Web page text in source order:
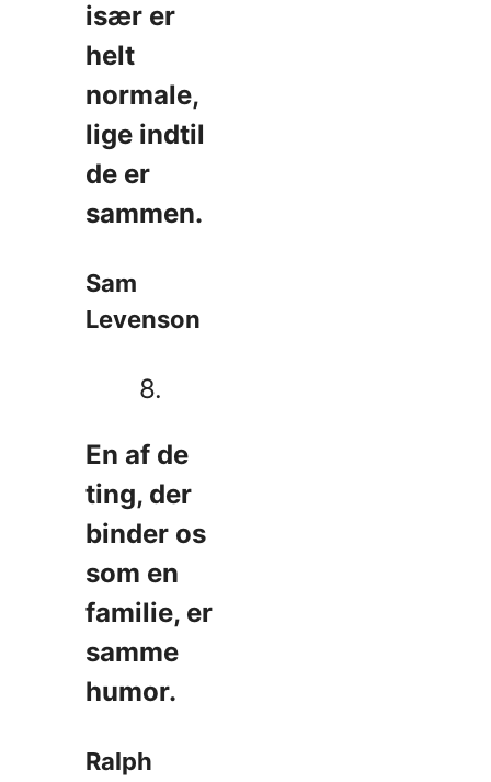
især er
helt
normale,
lige indtil
de er
sammen.
Sam
Levenson
8.
En af de
ting, der
binder os
som en
familie, er
samme
humor.
Ralph